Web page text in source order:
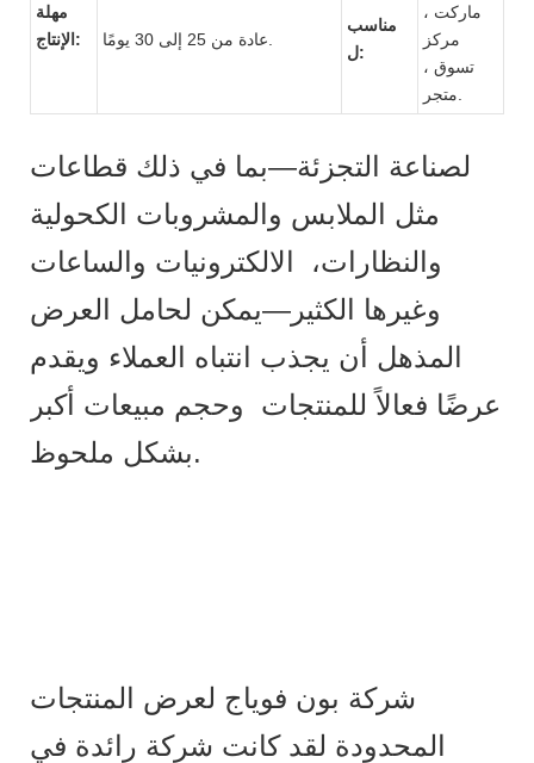
مهلة
الإنتاج:
مناسب
ل:
ماركت ،
مركز
تسوق ،
لصناعة التجزئة—بما في ذلك قطاعات
مثل الملابس والمشروبات الكحولية
والنظارات، الالكترونيات والساعات
وغيرها الكثير—يمكن لحامل العرض
المذهل أن يجذب انتباه العملاء ويقدم
عرضًا فعالاً للمنتجات وحجم مبيعات أكبر
بشكل ملحوظ.
شركة بون فوياج لعرض المنتجات
المحدودة لقد كانت شركة رائدة في